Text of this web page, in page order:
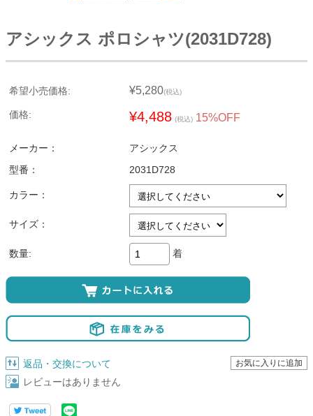
アシックス ポロシャツ(2031D728)
希望小売価格: ¥5,280(税込)
価格: ¥4,488 (税込) 15%OFF
メーカー：
アシックス
型番：
2031D728
カラー：
サイズ：
数量: 着
返品・交換について
レビューはありません